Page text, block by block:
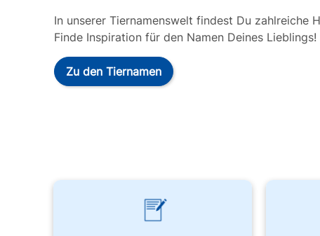
In unserer Tiernamenswelt findest Du zahlreiche
Finde Inspiration für den Namen Deines Lieblings!
Zu den Tiernamen